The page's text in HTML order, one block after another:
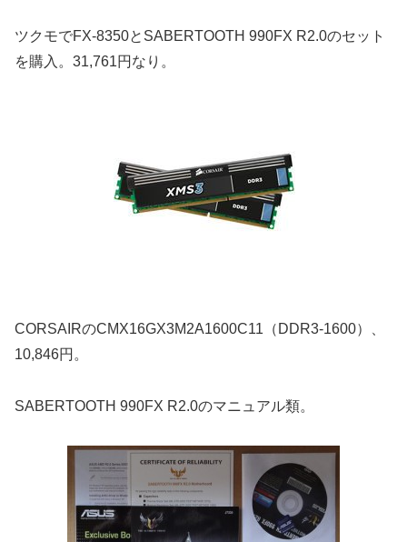
ツクモでFX-8350とSABERTOOTH 990FX R2.0のセット
を購入。31,761円なり。
CORSAIRのCMX16GX3M2A1600C11（DDR3-1600）、
10,846円。
SABERTOOTH 990FX R2.0のマニュアル類。